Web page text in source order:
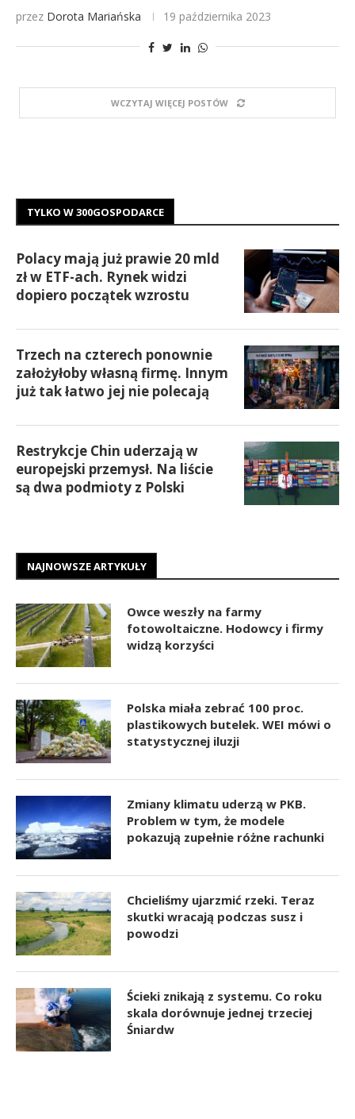
przez Dorota Mariańska 19 października 2023
WCZYTAJ WIĘCEJ POSTÓW
TYLKO W 300GOSPODARCE
Polacy mają już prawie 20 mld
zł w ETF-ach. Rynek widzi
dopiero początek wzrostu
Trzech na czterech ponownie
założyłoby własną firmę. Innym
już tak łatwo jej nie polecają
Restrykcje Chin uderzają w
europejski przemysł. Na liście
są dwa podmioty z Polski
NAJNOWSZE ARTYKUŁY
Owce weszły na farmy
fotowoltaiczne. Hodowcy i firmy
widzą korzyści
Polska miała zebrać 100 proc.
plastikowych butelek. WEI mówi o
statystycznej iluzji
Zmiany klimatu uderzą w PKB.
Problem w tym, że modele
pokazują zupełnie różne rachunki
Chcieliśmy ujarzmić rzeki. Teraz
skutki wracają podczas susz i
powodzi
Ścieki znikają z systemu. Co roku
skala dorównuje jednej trzeciej
Śniardw